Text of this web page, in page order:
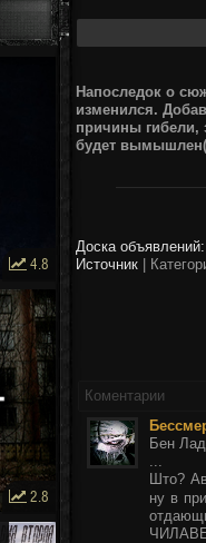
Напоследок о
изменился.
причины гибели,
будет
Доска
Источник
Коментарии
Бен
...
Што?
ну в
4.8
2.8